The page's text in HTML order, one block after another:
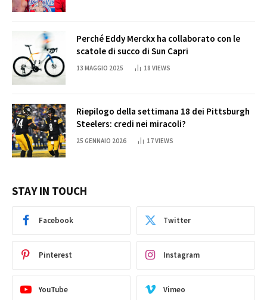
Perché Eddy Merckx ha collaborato con le
scatole di succo di Sun Capri
13 MAGGIO 2025 18 VIEWS
Riepilogo della settimana 18 dei Pittsburgh
Steelers: credi nei miracoli?
25 GENNAIO 2026 17VIEWS
STAY IN TOUCH
Facebook Twitter
Pinterest Instagram
YouTube Vimeo